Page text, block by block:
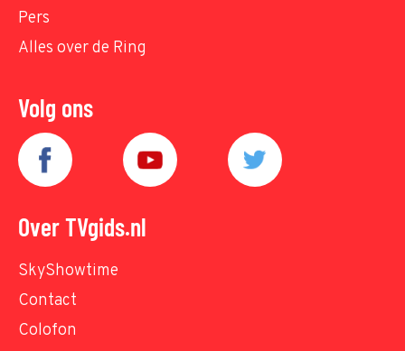
Pers
Alles over de Ring
Volg ons
Over TVgids.nl
SkyShowtime
Contact
Colofon